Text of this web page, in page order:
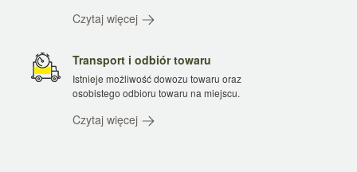
Czytaj więcej
Transport i odbiór towaru
Istnieje możliwość dowozu towaru oraz
osobistego odbioru towaru na miejscu.
Czytaj więcej